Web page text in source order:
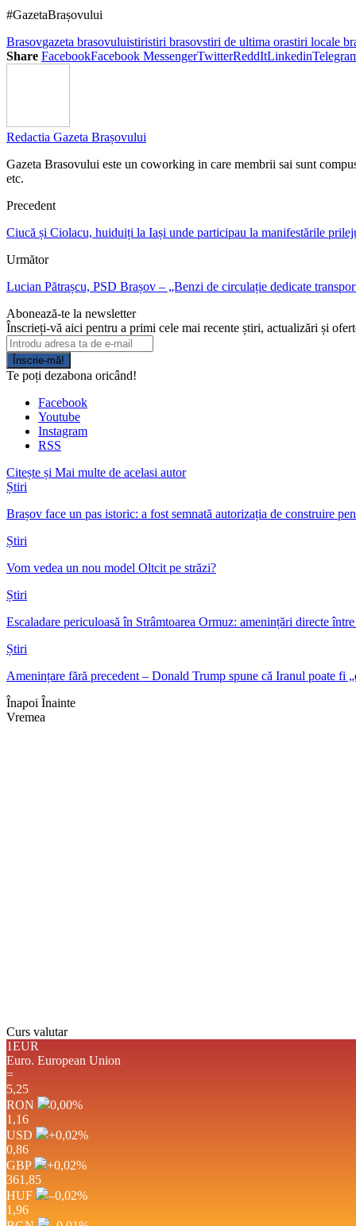
#GazetaBrașovului
Brasovgazeta brasovuluistiristiri brasovstiri de ultima orastiri locale
Share FacebookFacebook MessengerTwitterReddItLinkedin
Redactia Gazeta Brașovului
Gazeta Brasovului este un coworking in care membrii sai sunt
etc.
Precedent
Ciucă și Ciolacu, huiduiți la Iași unde participau la manifestările
Următor
Lucian Pătrașcu, PSD Brașov – „Benzi de circulație dedicate
Abonează-te la newsletter
Înscrieți-vă aici pentru a primi cele mai recente știri, actualizări și
Înscrie-mă!
Te poți dezabona oricând!
Facebook
Youtube
Instagram
RSS
Citește și Mai multe de acelasi autor
Știri
Brașov face un pas istoric: a fost semnată autorizația de construire
Știri
Vom vedea un nou model Oltcit pe străzi?
Știri
Escaladare periculoasă în Strâmtoarea Ormuz: amenințări directe
Știri
Amenințare fără precedent – Donald Trump spune că Iranul poate fi
Înapoi Înainte
Vremea
Curs valutar
1EUR
Euro. European Union
=
5,25
RON
0,00%
1,16
USD
+0,02%
0,86
GBP
+0,02%
361,85
HUF
–0,02%
1,96